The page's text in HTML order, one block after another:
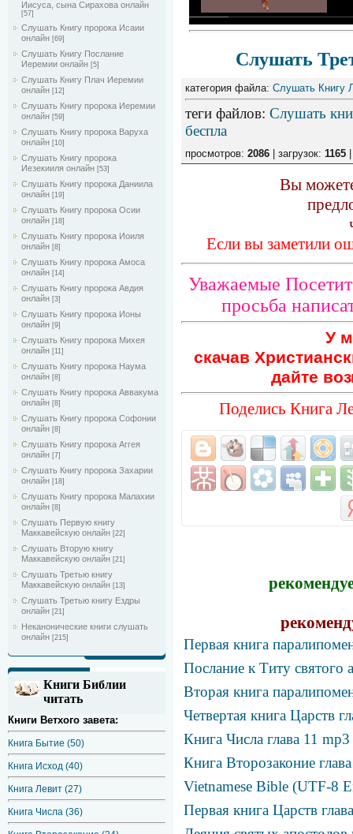
Иисуса, сына Сирахова онлайн
[57]
Слушать Книгу пророка Исаии
онлайн [69]
Слушать Книгу Послание
Иеремии онлайн [5]
Слушать Книгу Плач Иеремии
онлайн [12]
Слушать Книгу пророка Иеремии
онлайн [59]
Слушать Книгу пророка Варуха
онлайн [10]
Слушать Книгу пророка
Иезекииля онлайн [53]
Слушать Книгу пророка Даниила
онлайн [19]
Слушать Книгу пророка Осии
онлайн [18]
Слушать Книгу пророка Иоиля
онлайн [8]
Слушать Книгу пророка Амоса
онлайн [14]
Слушать Книгу пророка Авдия
онлайн [3]
Слушать Книгу пророка Ионы
онлайн [9]
Слушать Книгу пророка Михея
онлайн [11]
Слушать Книгу пророка Наума
онлайн [8]
Слушать Книгу пророка Аввакума
онлайн [8]
Слушать Книгу пророка Софонии
онлайн [8]
Слушать Книгу пророка Аггея
онлайн [7]
Слушать Книгу пророка Захарии
онлайн [18]
Слушать Книгу пророка Малахии
онлайн [8]
Слушать Первую книгу
Маккавейскую онлайн [22]
Слушать Вторую книгу
Маккавейскую онлайн [21]
Слушать Третью книгу
Маккавейскую онлайн [13]
Слушать Третью книгу Ездры
онлайн [21]
Неканонические книги слушать
онлайн [215]
Книги Библии
читать
Книги Ветхого завета:
Книга Бытие (50)
Книга Исход (40)
Книга Левит (27)
Книга Числа (36)
Слушать
категория файла: Слушать Книгу
теги файлов: Слушать
беспла
просмотров: 2086 | загрузок: 1165
Вы
Если вы заметили
Уважаемые
просьба
У
скачав
дайте
Поделись Книга
Первая книга
Послание к Титу святого
Вторая книга
Четвертая книга Царств
Книга Числа глава 11 mp3
Книга Второзаконие
Vietnamese Bible (UTF-8
Первая книга Царств